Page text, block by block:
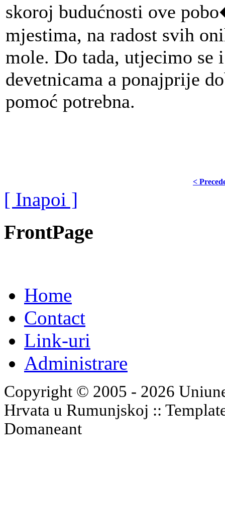
skoroj budućnosti ove
mjestima, na radost svih
mole. Do tada, utjecimo
devetnicama a ponajprije
pomoć potrebna.
<
[ Inapoi ]
FrontPage
Home
Contact
Link-uri
Administrare
Copyright © 2005 - 2026
Hrvata u Rumunjskoj ::
Domaneant